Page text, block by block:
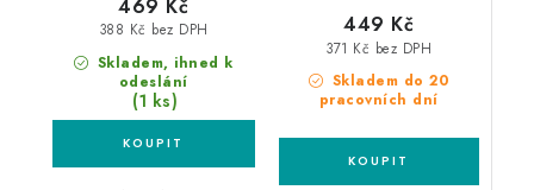
Skladem, ihned k
odeslání
(1 ks)
388 Kč bez DPH
469 Kč
Skladem do 20
pracovních dní
371 Kč bez DPH
449 Kč